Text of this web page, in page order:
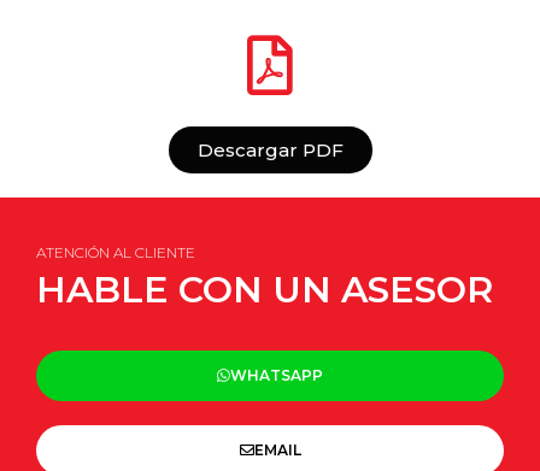
Descargar PDF
ATENCIÓN AL CLIENTE
HABLE CON UN ASESOR
WHATSAPP
EMAIL